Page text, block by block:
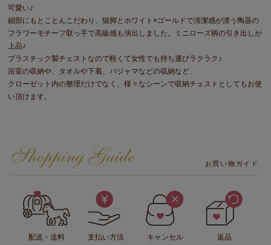
可愛い♪
細部にもとことんこだわり、猫脚とホワイト×ゴールドで清潔感が漂う陶器の
フラワーモチーフ取っ手で高級感も演出しました。ミニローズ柄の引き出しが
上品♪
プラスチック製チェストなので軽くて女性でも持ち運びラクラク♪
浴室の収納や、タオルや下着、パジャマなどの収納など、
クローゼット内の整理だけでなく、様々なシーンで収納チェストとしてもお使
い頂けます。
お買い物ガイド
配送・送料 支払い方法 キャンセル 返品